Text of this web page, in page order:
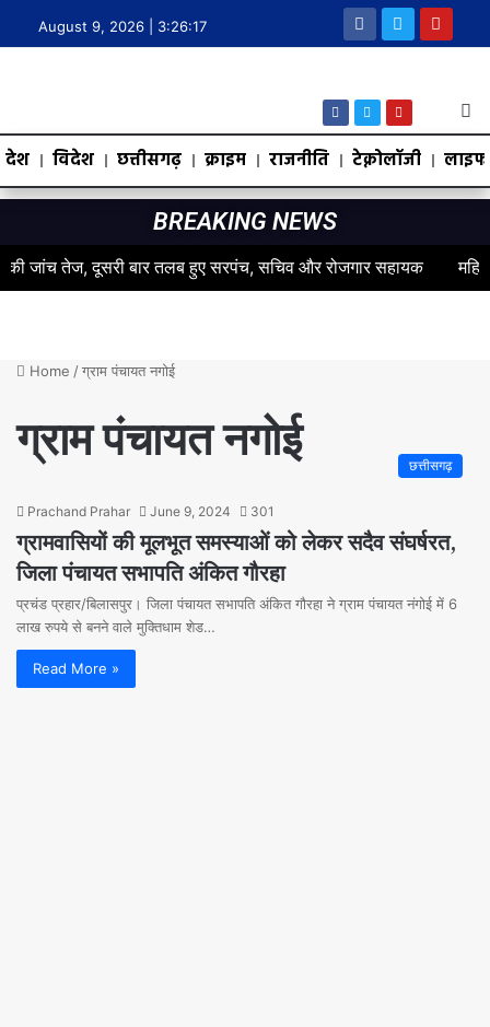
August 9, 2026 | 3:26:17
देश विदेश छत्तीसगढ़ क्राइम राजनीति टेक्नोलॉजी
BREAKING NEWS
तेज, दूसरी बार तलब हुए सरपंच, सचिव और रोजगार सहायक महिलाओं के
Home /ग्राम पंचायत नगोई
ग्राम पंचायत नगोई छत्तीसगढ़
Prachand Prahar June 9, 2024 301
ग्रामवासियों की मूलभूत समस्याओं को लेकर सदैव संघर्षरत,
जिला पंचायत सभापति अंकित गौरहा
प्रचंड प्रहार/बिलासपुर। जिला पंचायत सभापति अंकित गौरहा ने ग्राम पंचायत नंगोई में 6
लाख रुपये से बनने वाले मुक्तिधाम शेड…
Read More »